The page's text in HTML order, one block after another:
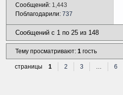
Сообщений: 1,443
Поблагодарили: 737
Сообщений с 1 по 25 из 148
Тему просматривают: 1 гость
страницы 1 2 3 … 6